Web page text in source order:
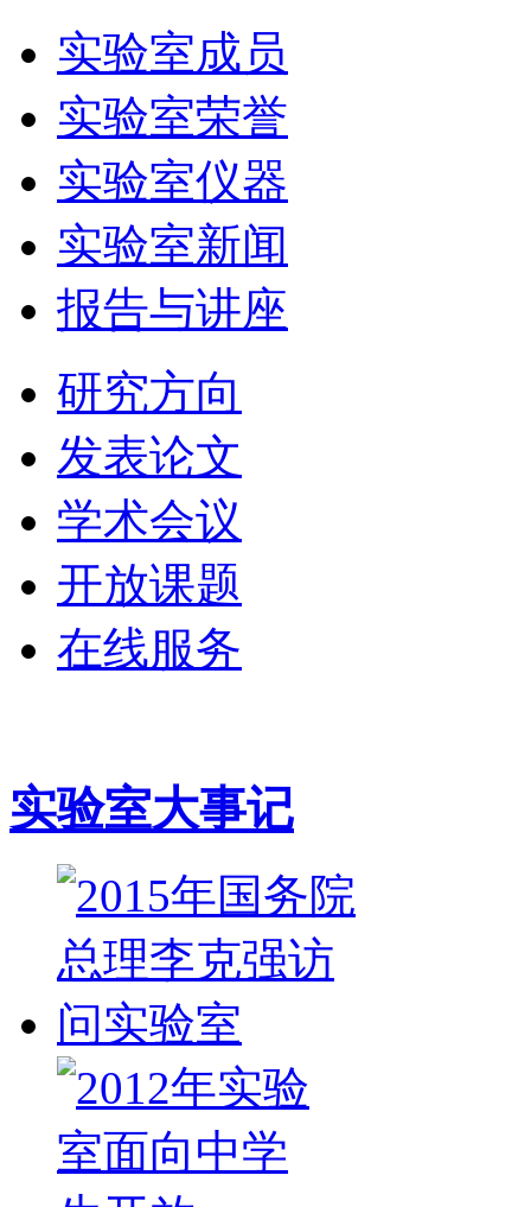
实验室成员
实验室荣誉
实验室仪器
实验室新闻
报告与讲座
研究方向
发表论文
学术会议
开放课题
在线服务
实验室大事记